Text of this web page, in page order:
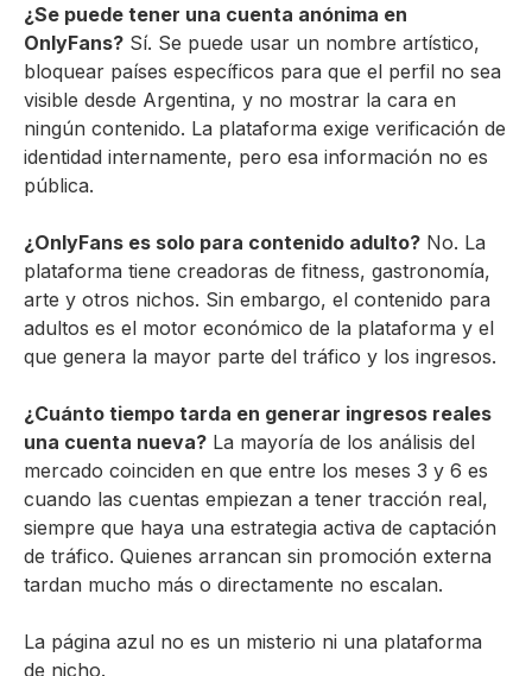
¿Se puede tener una cuenta anónima en
OnlyFans? Sí. Se puede usar un nombre artístico,
bloquear países específicos para que el perfil no sea
visible desde Argentina, y no mostrar la cara en
ningún contenido. La plataforma exige verificación de
identidad internamente, pero esa información no es
pública.
¿OnlyFans es solo para contenido adulto? No. La
plataforma tiene creadoras de fitness, gastronomía,
arte y otros nichos. Sin embargo, el contenido para
adultos es el motor económico de la plataforma y el
que genera la mayor parte del tráfico y los ingresos.
¿Cuánto tiempo tarda en generar ingresos reales
una cuenta nueva? La mayoría de los análisis del
mercado coinciden en que entre los meses 3 y 6 es
cuando las cuentas empiezan a tener tracción real,
siempre que haya una estrategia activa de captación
de tráfico. Quienes arrancan sin promoción externa
tardan mucho más o directamente no escalan.
La página azul no es un misterio ni una plataforma
de nicho.